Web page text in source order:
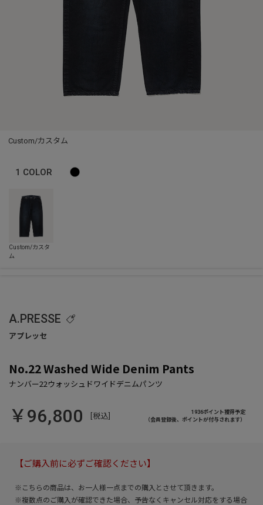
Custom/カスタム
1 COLOR
A.PRESSE
No.22 Washed Wide Denim Pants
￥96,800 [税込]
1936ポイント獲得予定
（会員登録後、ポイントが付与されます）
【ご購入前に必ずご確認ください】
※こちらの商品は、お一人様一点までの購入とさせて頂きます。
※複数点のご購入が確認できた場合、予告なくキャンセル対応をする場合